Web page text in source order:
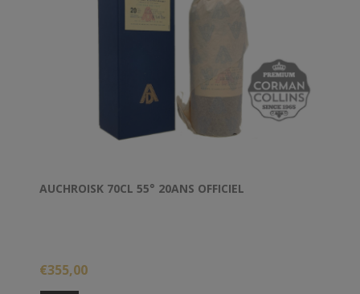
AUCHROISK 70CL 55° 20ANS OFFICIEL
€355,00